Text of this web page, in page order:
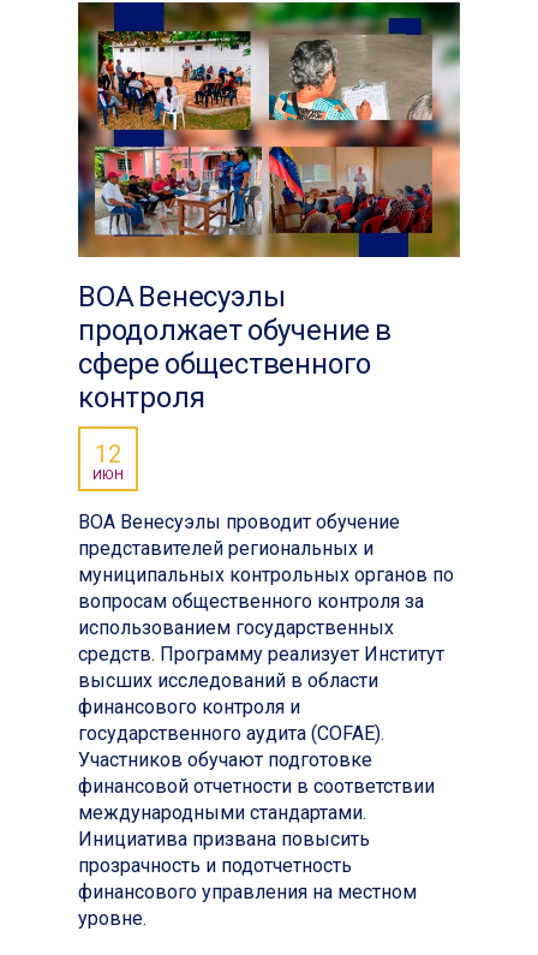
ВОА Венесуэлы
продолжает обучение в
сфере общественного
контроля
12
ИЮН
ВОА Венесуэлы проводит обучение
представителей региональных и
муниципальных контрольных органов по
вопросам общественного контроля за
использованием государственных
средств. Программу реализует Институт
высших исследований в области
финансового контроля и
государственного аудита (COFAE).
Участников обучают подготовке
финансовой отчетности в соответствии
международными стандартами.
Инициатива призвана повысить
прозрачность и подотчетность
финансового управления на местном
уровне.